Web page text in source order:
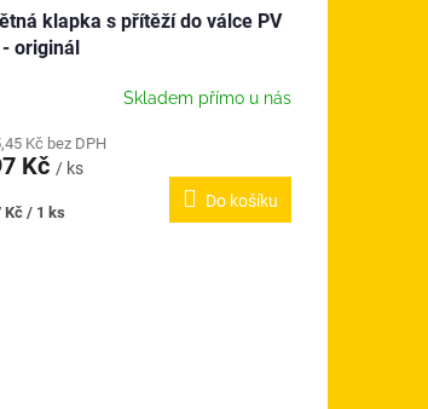
klapka s přítěží do válce PV
originál
Skladem přímo u nás
Kč bez DPH
Kč / ks
Kč / 1 ks
Do košíku